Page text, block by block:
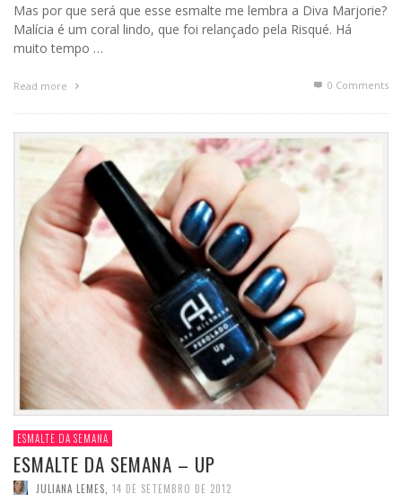
Mas por que será que esse esmalte me lembra a Diva Marjorie?
Malícia é um coral lindo, que foi relançado pela Risqué. Há
muito tempo …
Read more 0 Comments
ESMALTE DA SEMANA
ESMALTE DA SEMANA – UP
JULIANA LEMES 14 DE SETEMBRO DE 2012